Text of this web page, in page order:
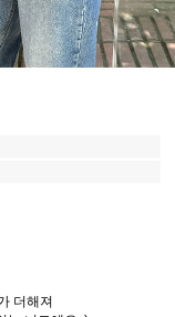
더해져